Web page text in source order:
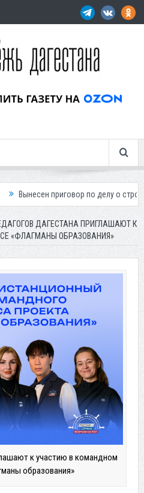
приговор по делу о строительстве
ДАГЕСТАНА ПРИГЛАШАЮТ К
«ФЛАГМАНЫ ОБРАЗОВАНИЯ»
к участию в командном
образования»